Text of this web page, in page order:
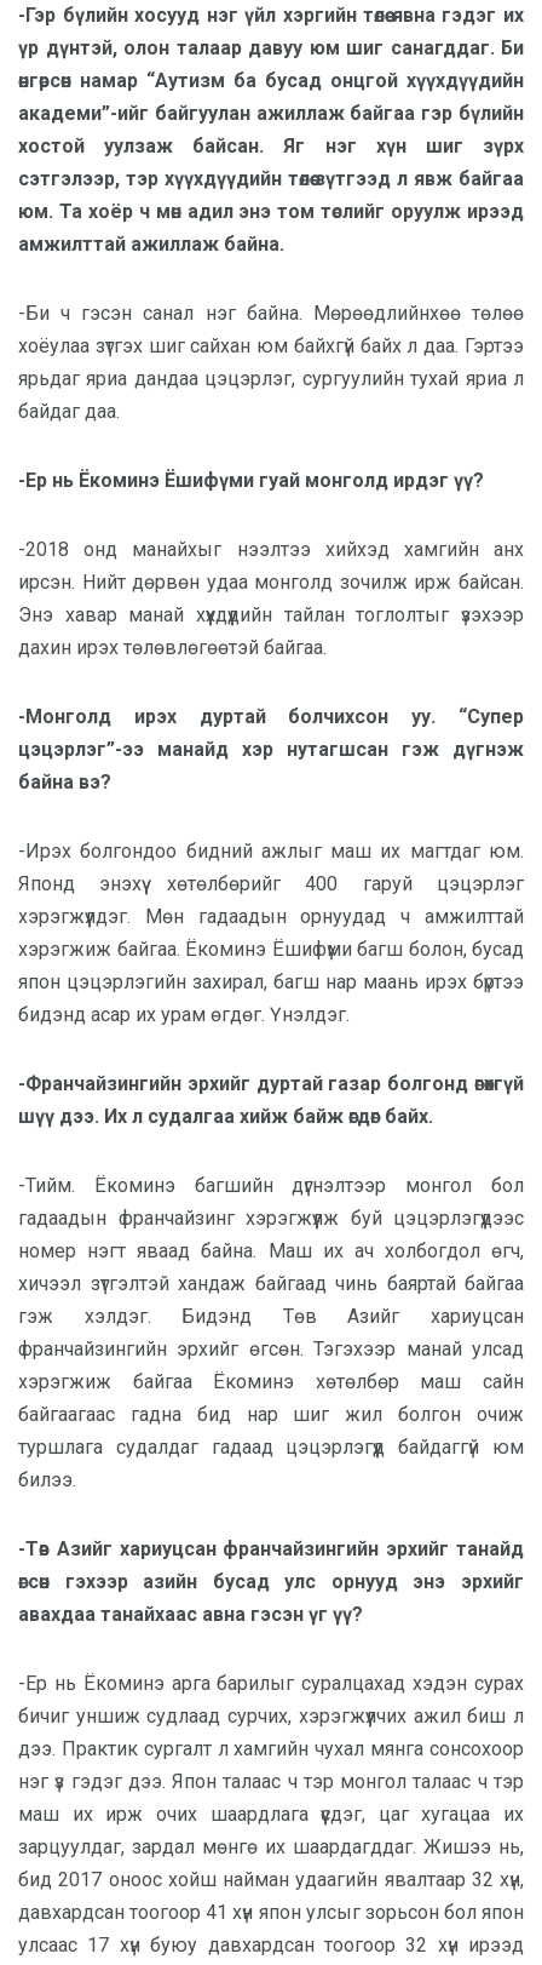
-Гэр бүлийн хосууд нэг үйл хэргийн төлөө явна гэдэг их
үр дүнтэй, олон талаар давуу юм шиг санагддаг. Би
өнгөрсөн намар “Аутизм ба бусад онцгой хүүхдүүдийн
академи”-ийг байгуулан ажиллаж байгаа гэр бүлийн
хостой уулзаж байсан. Яг нэг хүн шиг зүрх
сэтгэлээр, тэр хүүхдүүдийн төлөө зүтгээд л явж байгаа
юм. Та хоёр ч мөн адил энэ том төслийг оруулж ирээд
амжилттай ажиллаж байна.
-Би ч гэсэн санал нэг байна. Мөрөөдлийнхөө төлөө
хоёулаа зүтгэх шиг сайхан юм байхгүй байх л даа. Гэртээ
ярьдаг яриа дандаа цэцэрлэг, сургуулийн тухай яриа л
байдаг даа.
-Ер нь Ёкоминэ Ёшифүми гуай монголд ирдэг үү?
-2018 онд манайхыг нээлтээ хийхэд хамгийн анх
ирсэн. Нийт дөрвөн удаа монголд зочилж ирж байсан.
Энэ хавар манай хүүхдүүдийн тайлан тоглолтыг үзэхээр
дахин ирэх төлөвлөгөөтэй байгаа.
-Монголд ирэх дуртай болчихсон уу. “Супер
цэцэрлэг”-ээ манайд хэр нутагшсан гэж дүгнэж
байна вэ?
-Ирэх болгондоо бидний ажлыг маш их магтдаг юм.
Японд энэхүү хөтөлбөрийг 400 гаруй цэцэрлэг
хэрэгжүүлдэг. Мөн гадаадын орнуудад ч амжилттай
хэрэгжиж байгаа. Ёкоминэ Ёшифүми багш болон, бусад
япон цэцэрлэгийн захирал, багш нар маань ирэх бүртээ
бидэнд асар их урам өгдөг. Үнэлдэг.
-Франчайзингийн эрхийг дуртай газар болгонд өгөхгүй
шүү дээ. Их л судалгаа хийж байж өгдөг байх.
-Тийм. Ёкоминэ багшийн дүгнэлтээр монгол бол
гадаадын франчайзинг хэрэгжүүлж буй цэцэрлэгүүдээс
номер нэгт яваад байна. Маш их ач холбогдол өгч,
хичээл зүтгэлтэй хандаж байгаад чинь баяртай байгаа
гэж хэлдэг. Бидэнд Төв Азийг хариуцсан
франчайзингийн эрхийг өгсөн. Тэгэхээр манай улсад
хэрэгжиж байгаа Ёкоминэ хөтөлбөр маш сайн
байгаагаас гадна бид нар шиг жил болгон очиж
туршлага судалдаг гадаад цэцэрлэгүүд байдаггүй юм
билээ.
-Төв Азийг хариуцсан франчайзингийн эрхийг танайд
өгсөн гэхээр азийн бусад улс орнууд энэ эрхийг
авахдаа танайхаас авна гэсэн үг үү?
-Ер нь Ёкоминэ арга барилыг суралцахад хэдэн сурах
бичиг уншиж судлаад сурчих, хэрэгжүүлчих ажил биш л
дээ. Практик сургалт л хамгийн чухал мянга сонсохоор
нэг үз гэдэг дээ. Япон талаас ч тэр монгол талаас ч тэр
маш их ирж очих шаардлага үүсдэг, цаг хугацаа их
зарцуулдаг, зардал мөнгө их шаардагддаг. Жишээ нь,
бид 2017 оноос хойш найман удаагийн явалтаар 32 хүн,
давхардсан тоогоор 41 хүн япон улсыг зорьсон бол япон
улсаас 17 хүн буюу давхардсан тоогоор 32 хүн ирээд